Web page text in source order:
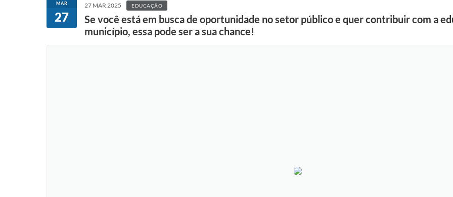
MAR
27
27 MAR 2025 EDUCAÇÃO
Se você está em busca de oportunidade no setor público e quer contribuir com a
município, essa pode ser a sua chance!